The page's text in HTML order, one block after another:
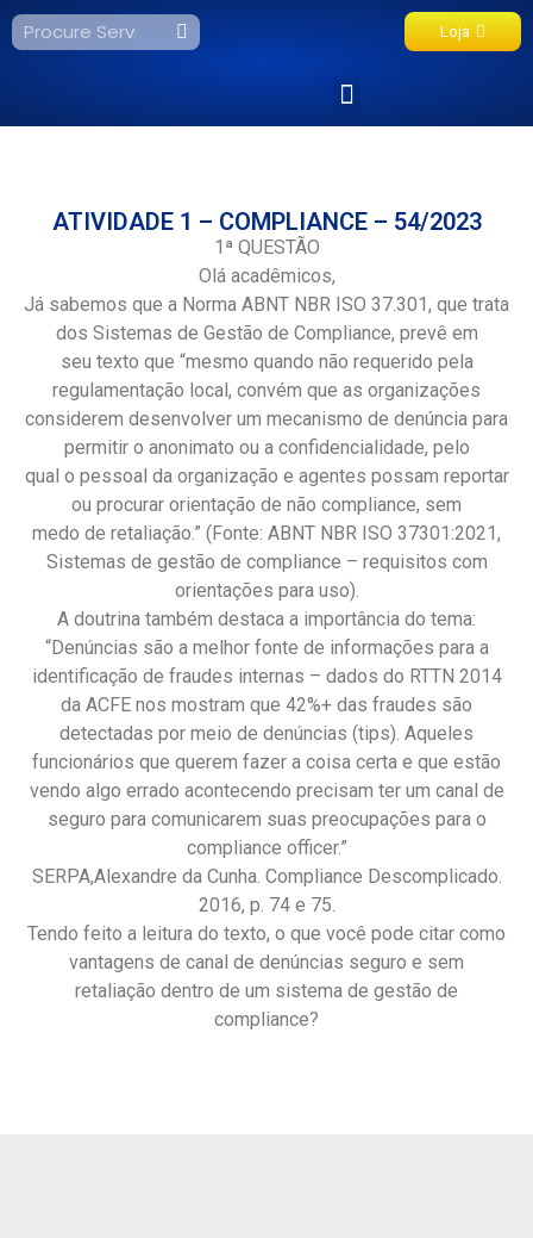
Loja
ATIVIDADE 1 – COMPLIANCE – 54/2023
1ª QUESTÃO
Olá acadêmicos,
Já sabemos que a Norma ABNT NBR ISO 37.301, que trata
dos Sistemas de Gestão de Compliance, prevê em
seu texto que “mesmo quando não requerido pela
regulamentação local, convém que as organizações
considerem desenvolver um mecanismo de denúncia para
permitir o anonimato ou a confidencialidade, pelo
qual o pessoal da organização e agentes possam reportar
ou procurar orientação de não compliance, sem
medo de retaliação.” (Fonte: ABNT NBR ISO 37301:2021,
Sistemas de gestão de compliance – requisitos com
orientações para uso).
A doutrina também destaca a importância do tema:
“Denúncias são a melhor fonte de informações para a
identificação de fraudes internas – dados do RTTN 2014
da ACFE nos mostram que 42%+ das fraudes são
detectadas por meio de denúncias (tips). Aqueles
funcionários que querem fazer a coisa certa e que estão
vendo algo errado acontecendo precisam ter um canal de
seguro para comunicarem suas preocupações para o
compliance officer.”
SERPA,Alexandre da Cunha. Compliance Descomplicado.
2016, p. 74 e 75.
Tendo feito a leitura do texto, o que você pode citar como
vantagens de canal de denúncias seguro e sem
retaliação dentro de um sistema de gestão de
compliance?